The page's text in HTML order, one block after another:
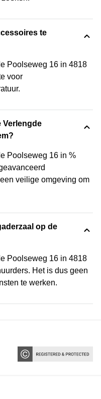
te
Poolseweg 16 in 4818
voor
Verlengde
Poolseweg 16 in %
veilige omgeving om
op de
Poolseweg 16 in 4818
Het is dus geen
te werken.